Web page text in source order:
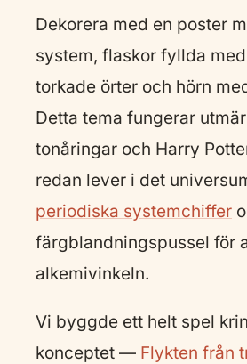
Dekorera med en poster
system, flaskor fyllda
torkade örter och hörn
Detta tema fungerar
tonåringar och Harry
redan lever i det
periodiska systemchiffer
färgblandningspussel för
alkemivinkeln.
Vi byggde ett helt spel
konceptet — Flykten från